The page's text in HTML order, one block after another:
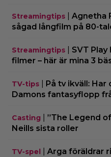
Streamingtips
Agnetha
sågad långfilm på 80-
Streamingtips
SVT Play
filmer – här är mina 3
TV-tips
På tv ikväll:
Damons fantasyflopp
Casting
”The Legend
Neills sista roller
TV-spel
Arga föräldrar